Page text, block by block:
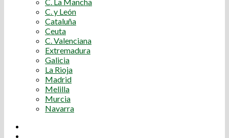
C. y León
Cataluña
Ceuta
C. Valenciana
Extremadura
Galicia
La Rioja
Madrid
Melilla
Murcia
Navarra